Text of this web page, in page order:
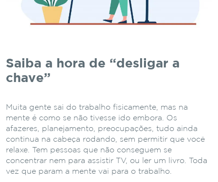
Saiba a hora de “desligar a
chave”
Muita gente sai do trabalho fisicamente, mas na
mente é como se não tivesse ido embora. Os
afazeres, planejamento, preocupações, tudo ainda
continua na cabeça rodando, sem permitir que você
relaxe. Tem pessoas que não conseguem se
concentrar nem para assistir TV, ou ler um livro. Toda
vez que param a mente vai para o trabalho.